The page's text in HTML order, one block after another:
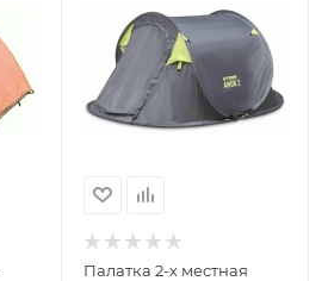
Палатка 2-х местная